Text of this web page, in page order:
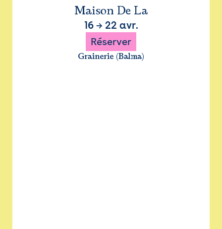
Maison De La
16→ 22 avr.
Réserver
Grainerie (Balma)